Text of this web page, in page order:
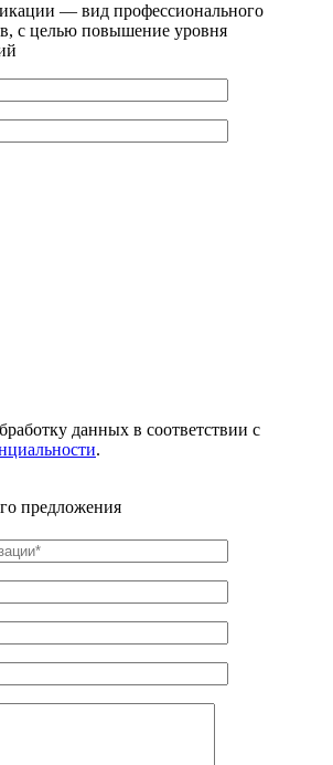
— вид профессионального
с целью повышение уровня
данных в соответствии с
.
предложения